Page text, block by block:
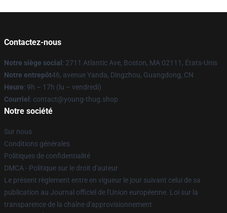
Contactez-nous
Notre siège social : 2711 Atlantic Ave, Boston, MA 02111, États-Unis
Notre entrepôt46, avenue Yanda, Dingzhou, Guangdong, CN
Heure: 9h – 17h (lu – vendredi)
Courriel : contact@young-thug.shop
Notre société
Sur nous
Conditions générales
Politiques de confidentialité
DMCA - Politique sur le droit d'auteur
Le présent règlement entre en vigueur le jour suivant celui de sa
publication au Journal officiel de l'Union européenne. Loi sur la
transparence de la chaîne d'approvisionnement